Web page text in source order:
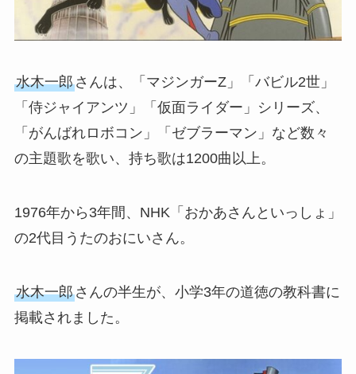
水木一郎さんは、「マジンガーZ」「バビル2世」
「侍ジャイアンツ」「仮面ライダー」シリーズ、
「がんばれロボコン」「ゼブラーマン」など数々
の主題歌を歌い、持ち歌は1200曲以上。
1976年から3年間、NHK「おかあさんといっしょ」
の2代目うたのおにいさん。
水木一郎さんの半生が、小学3年の道徳の教科書に
掲載されました。